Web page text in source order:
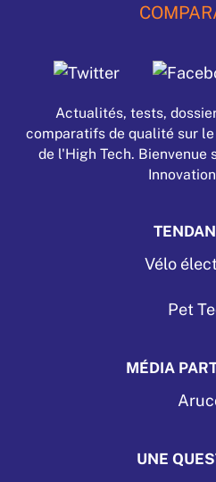
Actualités, tests,
comparatifs de qualité sur
de l'High Tech. Bienvenue
Vélo
Pet
MÉDIA
UNE